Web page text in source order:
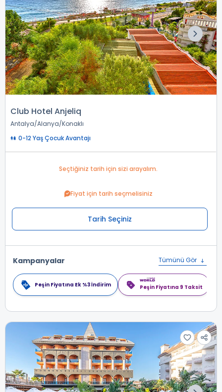
Club Hotel Anjeliq
Antalya Alanya Konaklı
0-12 Yaş Çocuk Avantajı
Seçtiğiniz tarih için sizi arayalım.
Fiyat için tarih seçmelisiniz
Tarih Seçiniz
Kampanyalar Tümünü Gör
Peşin Fiyatına Ek %3 İndirim Peşin Fiyatına 9 Taksit